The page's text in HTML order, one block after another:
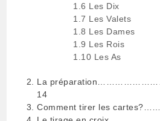
1.6 Les Dix
1.7 Les Valets
1.8 Les Dames
1.9 Les Rois
1.10 Les As
La
14
Comment tirer les